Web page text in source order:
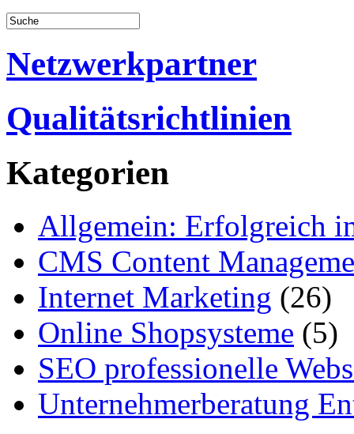
Netzwerkpartner
Qualitätsrichtlinien
Kategorien
Allgemein: Erfolgreich
CMS Content
Internet Marketing (26)
Online Shopsysteme (5)
SEO professionelle
Unternehmerberatung